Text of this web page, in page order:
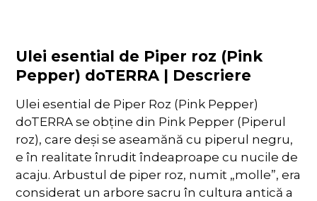
Ulei esential de Piper roz (Pink
Pepper) doTERRA | Descriere
Ulei esential de Piper Roz (Pink Pepper)
doTERRA se obține din Pink Pepper (Piperul
roz), care deși se aseamănă cu piperul negru,
e în realitate înrudit îndeaproape cu nucile de
acaju. Arbustul de piper roz, numit „molle”, era
considerat un arbore sacru în cultura antică a